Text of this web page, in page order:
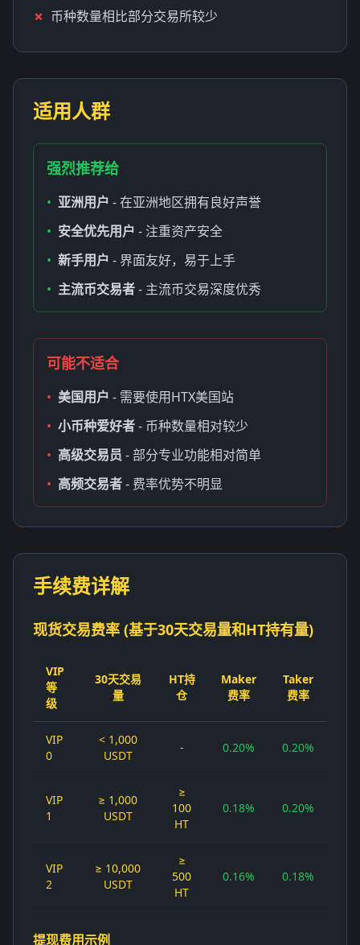
币种数量相比部分交易所较少
适用人群
强烈推荐给
• 亚洲用户 - 在亚洲地区拥有良好声誉
• 安全优先用户 - 注重资产安全
• 新手用户 - 界面友好，易于上手
• 主流币交易者- 主流币交易深度优秀
可能不适合
• 美国用户 - 需要使用HTX美国站
• 小币种爱好者- 币种数量相对较少
• 高级交易员 - 部分专业功能相对简单
• 高频交易者- 费率优势不明显
手续费详解
现货交易费率 (基于30天交易量和HT持有量)
VIP
等
级
30天交易
量
HT持
仓
Maker
费率
Taker
费率
VIP
0
< 1,000
USDT
- 0.20% 0.20%
VIP
1
≥ 1,000
USDT
≥
100
HT
0.18% 0.20%
VIP
2
≥ 10,000
USDT
≥
500
HT
0.16% 0.18%
提现费用示例